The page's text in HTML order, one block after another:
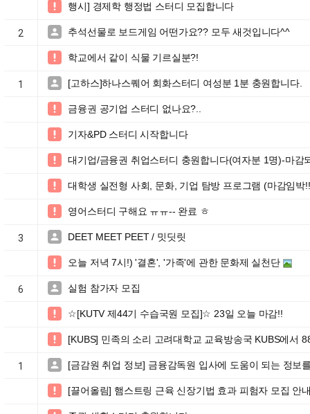
 행시] 경제학 행정법 스터디 모집합니다
2  추석선물로 보드게임 어떤가요?? 모두 새것입니다^^
 학교에서 같이 식물 기르실분?!
1  [고하스]하나스퀘어 회화스터디 여성분 1분 충원합니다.
 금융권 공기업 스터디 없나요?..
 기자&PD 스터디 시작합니다
 대기업/금융권 취업스터디 충원합니다(여자분 1명)-마감
 대학생 실전형 사회, 문화, 기업 탐방 프로그램 (마감임박
 영어스터디 구해요 ㅠㅠ-- 완료 ㅎ
3  DEET MEET PEET / 밋딧릿
 오늘 저녁 7시!) '결혼', '가족'에 관한 문화제 실천단
6  실험 참가자 모집
 ☆[KUTV 제44기 수습국원 모집]☆ 23일 오늘 마감!!
 [KUBS] 민족의 소리 고려대학교 교육방송국 KUBS에서
1  [금감원 취업 정보] 금융감독원 입사에 도움이 되는 정보
 [끌어올림] 햄스트링 근육 신장기법 효과 피험자 모집 안